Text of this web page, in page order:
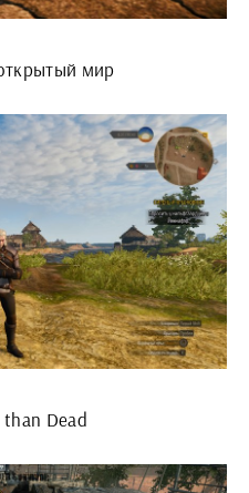
мир
Dead